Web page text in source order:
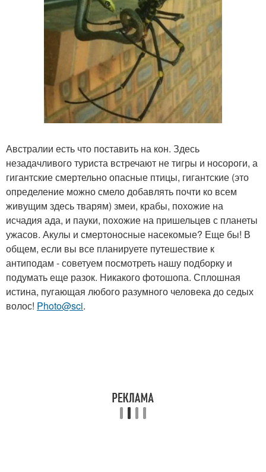
Австралии есть что поставить на кон. Здесь
незадачливого туриста встречают не тигры и носороги, а
гигантские смертельно опасные птицы, гигантские (это
определение можно смело добавлять почти ко всем
живущим здесь тварям) змеи, крабы, похожие на
исчадия ада, и пауки, похожие на пришельцев с планеты
ужасов. Акулы и смертоносные насекомые? Еще бы! В
общем, если вы все планируете путешествие к
антиподам - советуем посмотреть нашу подборку и
подумать еще разок. Никакого фотошопа. Сплошная
истина, пугающая любого разумного человека до седых
волос! Photo@sci.